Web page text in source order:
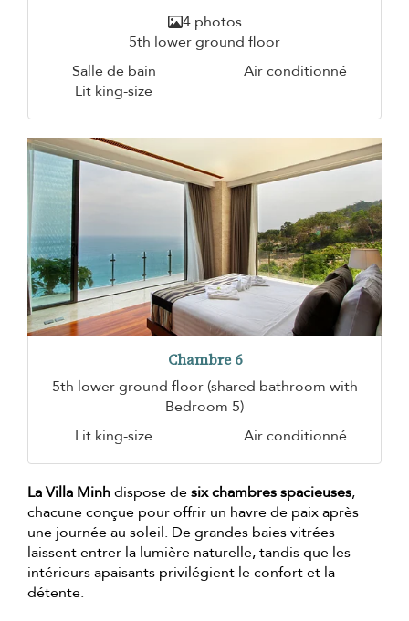
4 photos
5th lower ground floor
Salle de bain
Air conditionné
Lit king-size
Chambre 6
5th lower ground floor (shared bathroom with
Bedroom 5)
Lit king-size
Air conditionné
La Villa Minhdispose desix chambres spacieuses,
chacune conçue pour offrir un havre de paix après
une journée au soleil. De grandes baies vitrées
laissent entrer la lumière naturelle, tandis que les
intérieurs apaisants privilégient le confort et la
détente.